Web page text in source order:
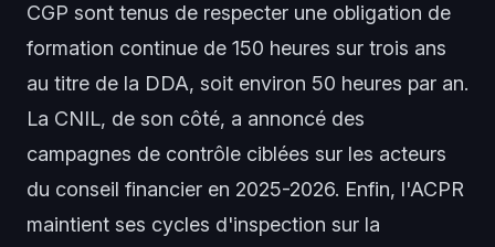
CGP sont tenus de respecter une obligation de
formation continue de 150 heures sur trois ans
au titre de la DDA, soit environ 50 heures par an.
La CNIL, de son côté, a annoncé des
campagnes de contrôle ciblées sur les acteurs
du conseil financier en 2025-2026. Enfin, l'ACPR
maintient ses cycles d'inspection sur la